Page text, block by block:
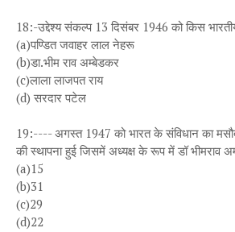
18:-उद्देश्य संकल्प 13 दिसंबर 1946 को किस भारतीय
(a)पण्डित जवाहर लाल नेहरू
(b)डा.भीम राव अम्बेडकर
(c)लाला लाजपत राय
(d) सरदार पटेल
19:---- अगस्त 1947 को भारत के संविधान का
की स्थापना हुई जिसमें अध्यक्ष के रूप में डॉ भीमराव
(a)15
(b)31
(c)29
(d)22